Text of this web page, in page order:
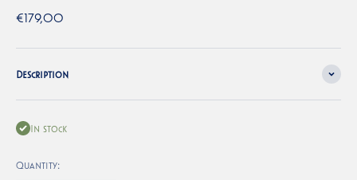
Sale price
€179,00
Description
In stock
Quantity: